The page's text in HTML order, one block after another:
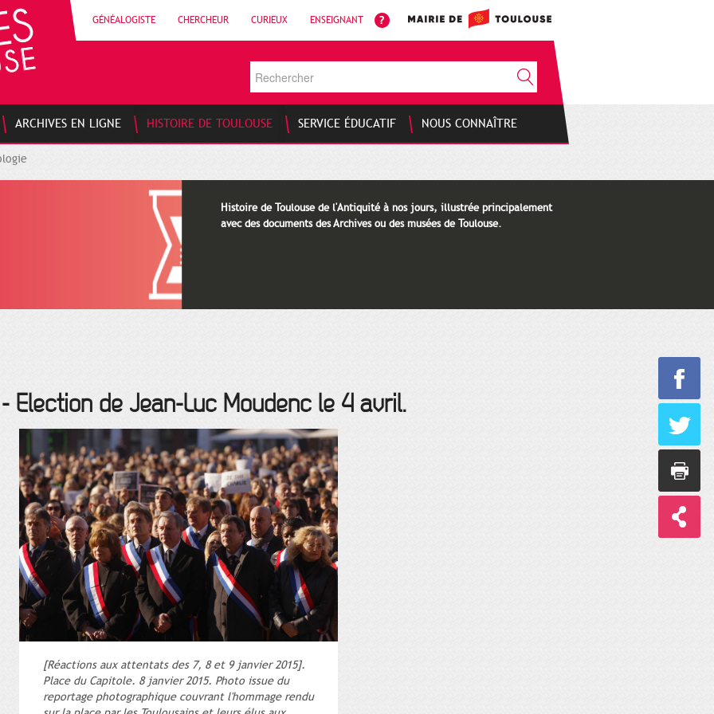
GÉNÉALOGISTE CHERCHEUR CURIEUX ENSEIGNANT
ARCHIVES EN LIGNE HISTOIRE DE TOULOUSE SERVICE ÉDUCATIF NOUS CONNAÎTRE
Histoire de Toulouse de l'Antiquité à nos jours, illustrée principalement
avec des documents des Archives ou des musées de Toulouse.
Election de Jean-Luc Moudenc le 4 avril.
[Réactions aux attentats des 7, 8 et 9 janvier 2015].
Place du Capitole. 8 janvier 2015. Photo issue du
reportage photographique couvrant l'hommage rendu